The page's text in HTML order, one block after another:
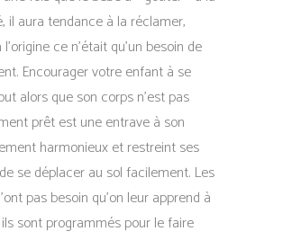
il aura tendance à la réclamer,
l’origine ce n’était qu’un besoin de
Encourager votre enfant à se
alors que son corps n’est pas
prêt est une entrave à son
harmonieux et restreint ses
se déplacer au sol facilement. Les
pas besoin qu’on leur apprend à
sont programmés pour le faire